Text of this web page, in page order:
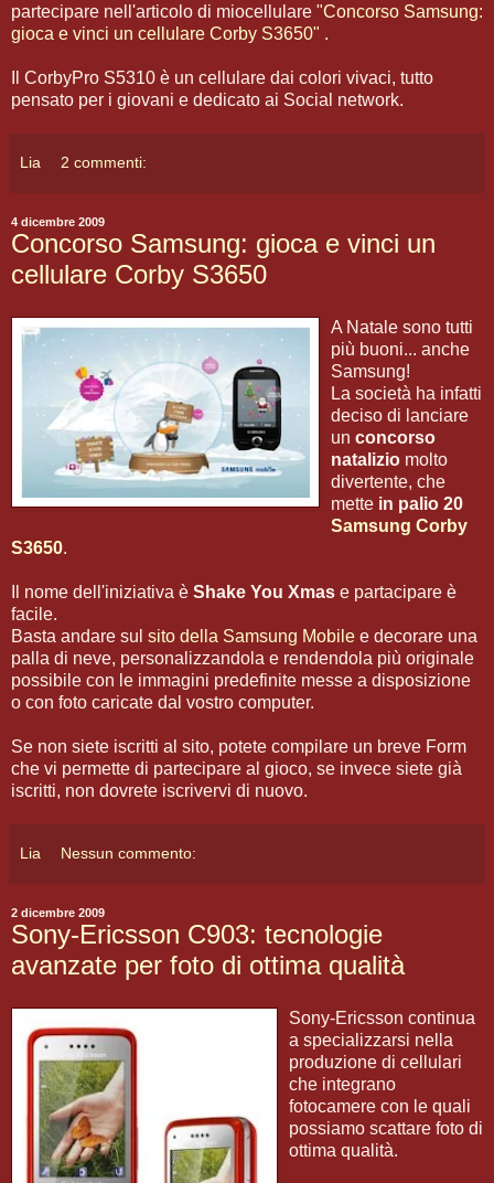
partecipare nell'articolo di miocellulare "Concorso Samsung:
gioca e vinci un cellulare Corby S3650" .
Il CorbyPro S5310 è un cellulare dai colori vivaci, tutto
pensato per i giovani e dedicato ai Social network.
Lia 2 commenti:
4 dicembre 2009
Concorso Samsung: gioca e vinci un
cellulare Corby S3650
A Natale sono tutti
più buoni... anche
Samsung!
La società ha infatti
deciso di lanciare
un concorso
natalizio molto
divertente, che
mette in palio 20
Samsung Corby
S3650.
Il nome dell'iniziativa è Shake You Xmas e partacipare è
facile.
Basta andare sul sito della Samsung Mobile e decorare una
palla di neve, personalizzandola e rendendola più originale
possibile con le immagini predefinite messe a disposizione
o con foto caricate dal vostro computer.
Se non siete iscritti al sito, potete compilare un breve Form
che vi permette di partecipare al gioco, se invece siete già
iscritti, non dovrete iscrivervi di nuovo.
Lia Nessun commento:
2 dicembre 2009
Sony-Ericsson C903: tecnologie
avanzate per foto di ottima qualità
Sony-Ericsson continua
a specializzarsi nella
produzione di cellulari
che integrano
fotocamere con le quali
possiamo scattare foto di
ottima qualità.